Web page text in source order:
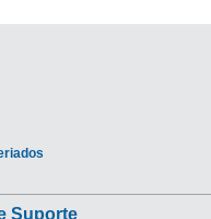
Suporte